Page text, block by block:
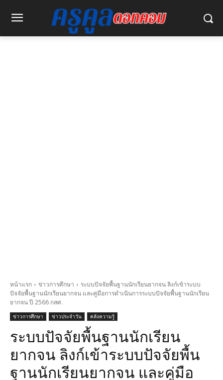
หน้าแรก ข่าวการศึกษา
ระบบปัจจัยพื้นฐานนักเรียนยากจน ลิงก์เข้าระบบ
ปัจจัยพื้นฐานนักเรียนยากจน และคู่มือการดำเนินการระบบปัจจัยพื้นฐานนักเรียน
ยากจน ปี 2566 กสศ.
ข่าวการศึกษา ข่าวประจำวัน คลังความรู้
ระบบปัจจัยพื้นฐานนักเรียน
ยากจน ลิงก์เข้าระบบปัจจัยพื้น
ฐานนักเรียนยากจน และคู่มือ